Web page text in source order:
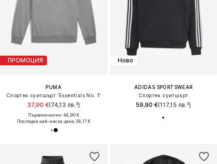
ПРОМОЦИЯ
PUMA
Спортен суитшърт 'Essentials No. 1'
37,90 €(74,13 лв.³)
Първоначално: 44,90 €
Последна най-ниска цена:38,17 €
Ново
ADIDAS SPORTSWEAR
Спортен суитшърт
59,90 €(117,15 лв.³)